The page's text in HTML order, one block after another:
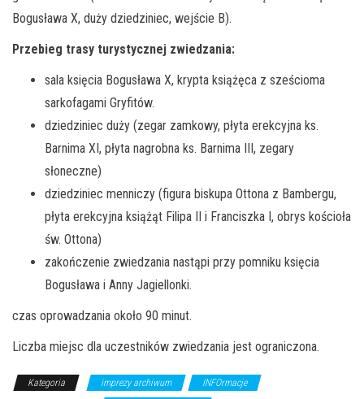
Bogusława X, duży dziedziniec, wejście B).
Przebieg trasy turystycznej zwiedzania:
sala księcia Bogusława X, krypta książęca z sześcioma
sarkofagami Gryfitów.
dziedziniec duży (zegar zamkowy, płyta erekcyjna ks.
Barnima XI, płyta nagrobna ks. Barnima III, zegary
słoneczne)
dziedziniec menniczy (figura biskupa Ottona z Bambergu,
płyta erekcyjna książąt Filipa II i Franciszka I, obrys kościoła
św. Ottona)
zakończenie zwiedzania nastąpi przy pomniku księcia
Bogusława i Anny Jagiellonki.
czas oprowadzania około 90 minut.
Liczba miejsc dla uczestników zwiedzania jest ograniczona.
Kategoria imprezy archiwum
INFOrmacje